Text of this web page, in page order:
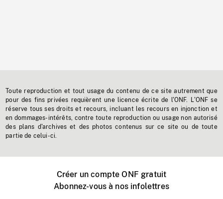
Toute reproduction et tout usage du contenu de ce site autrement que
pour des fins privées requièrent une licence écrite de l'ONF. L'ONF se
réserve tous ses droits et recours, incluant les recours en injonction et
en dommages-intérêts, contre toute reproduction ou usage non autorisé
des plans d'archives et des photos contenus sur ce site ou de toute
partie de celui-ci.
Créer un compte ONF gratuit
Abonnez-vous à nos infolettres